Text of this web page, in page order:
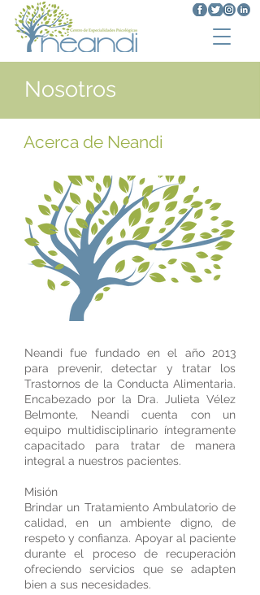
Nosotros
Acerca de Neandi
Neandi fue fundado en el año 2013
para prevenir, detectar y tratar los
Trastornos de la Conducta Alimentaria.
Encabezado por la Dra. Julieta Vélez
Belmonte, Neandi cuenta con un
equipo multidisciplinario íntegramente
capacitado para tratar de manera
integral a nuestros pacientes.
Misión
Brindar un Tratamiento Ambulatorio de
calidad, en un ambiente digno, de
respeto y confianza. Apoyar al paciente
durante el proceso de recuperación
ofreciendo servicios que se adapten
bien a sus necesidades.